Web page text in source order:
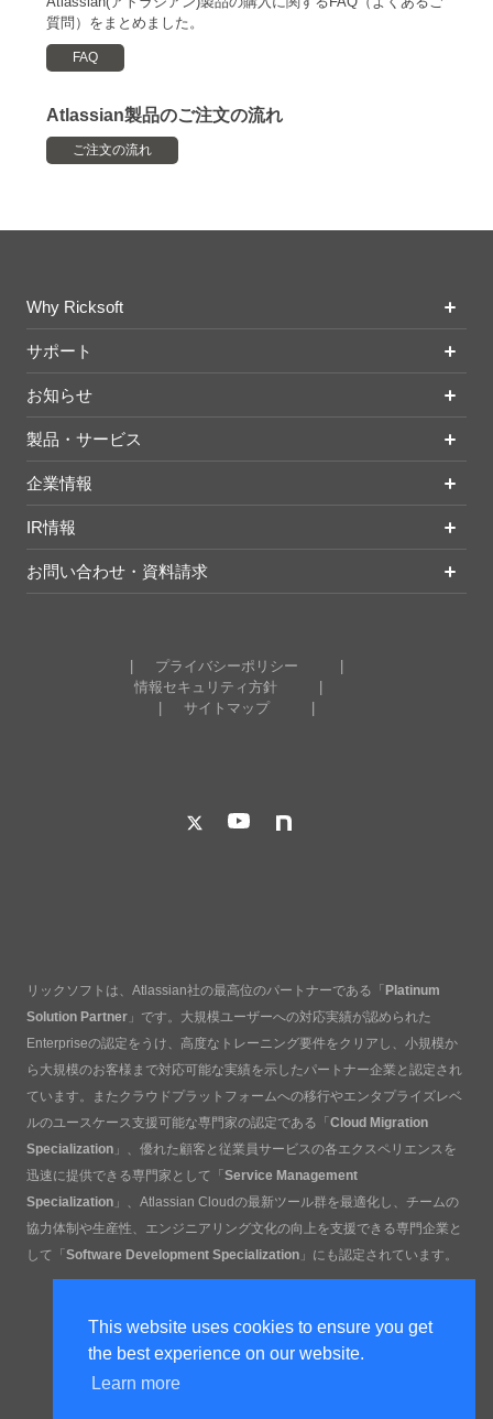
This website uses cookies to ensure you get
the best experience on our website.
Learn more
質問）をまとめました。
FAQ
Atlassian製品のご注文の流れ
ご注文の流れ
Why Ricksoft
サポート
お知らせ
製品・サービス
企業情報
IR情報
お問い合わせ・資料請求
プライバシーポリシー
情報セキュリティ方針
サイトマップ
リックソフトは、Atlassian社の最高位のパートナーである「 Platinum
Solution Partner 」です。大規模ユーザーへの対応実績が認められた
Enterpriseの認定をうけ、高度なトレーニング要件をクリアし、小規模か
ら大規模のお客様まで対応可能な実績を示したパートナー企業と認定され
ています。またクラウドプラットフォームへの移行やエンタプライズレベ
ルのユースケース支援可能な専門家の認定である「 Cloud Migration
Specialization 」、優れた顧客と従業員サービスの各エクスペリエンスを
迅速に提供できる専門家として「 Service Management
Specialization 」、Atlassian Cloudの最新ツール群を最適化し、チームの
協力体制や生産性、エンジニアリング文化の向上を支援できる専門企業と
して「 Software Development Specialization 」にも認定されています。